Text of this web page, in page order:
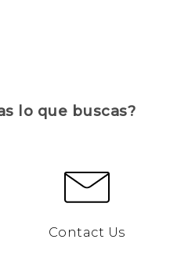
lo que buscas?
Contact Us